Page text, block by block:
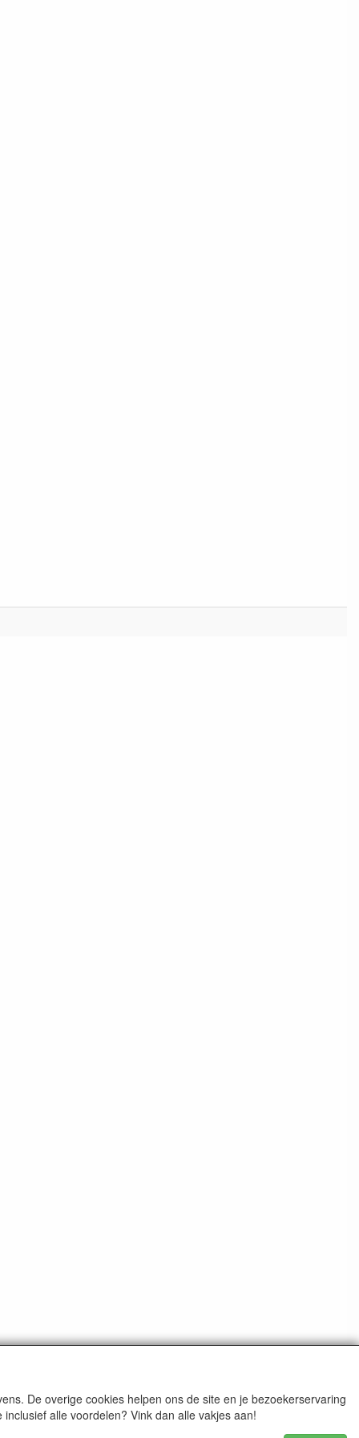
De overige cookies helpen ons de site en je bezoekerservaring
alle voordelen? Vink dan alle vakjes aan!